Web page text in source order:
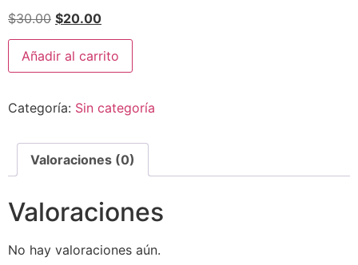
$30.00 $20.00
Añadir al carrito
Categoría: Sin categoría
Valoraciones (0)
Valoraciones
No hay valoraciones aún.